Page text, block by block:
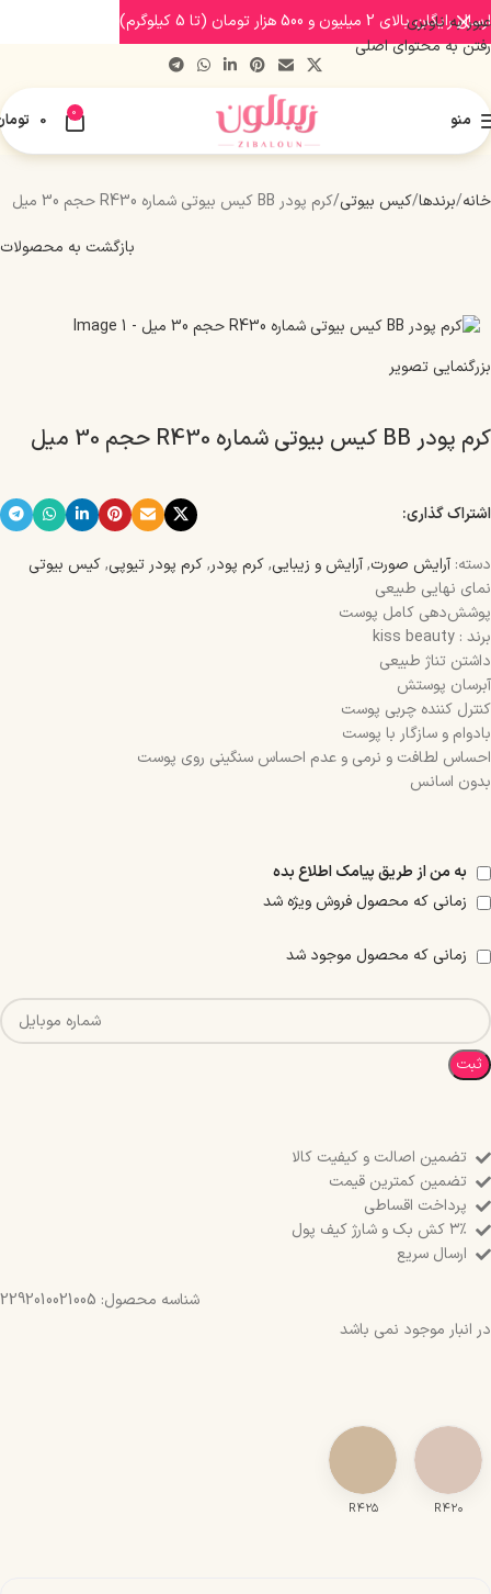
عبور به ناوبری
رفتن به محتوای اصلی
منو 0
0
خانه برندها کیس بیوتی کرم پودر BB کیس بیوتی شماره R430 حجم 30 میل
بازگشت به محصولات
بزرگنمایی تصویر
کرم پودر BB کیس بیوتی شماره R430 حجم 30 میل
اشتراک گذاری:
دسته: آرایش صورت,آرایش و زیبایی,کرم پودر,کرم پودر تیوپی,کیس بیوتی
نمای نهایی طبیعی
پوشش‌دهی کامل پوست
برند : kiss beauty
داشتن تناژ طبیعی
آبرسان پوستش
کنترل کننده چربی پوست
بادوام و سازگار با پوست
احساس لطافت و نرمی و عدم احساس سنگینی روی پوست
بدون اسانس
به من از طریق پیامک اطلاع بده
زمانی که محصول فروش ویژه شد
زمانی که محصول موجود شد
ثبت
تضمین اصالت و کیفیت کالا
تضمین کمترین قیمت
پرداخت اقساطی
۳٪ کش بک و شارژ کیف پول
ارسال سریع
شناسه محصول: 2292010021005
در انبار موجود نمی باشد
R۴۲۰ R۴۲۵
ارسال رایگان بالای 2 میلیون و 500 هزار تومان (تا 5 کیلوگرم)